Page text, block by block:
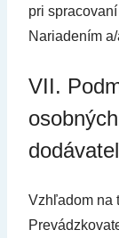
pri
Nariadením
VII.
Vzhľadom na